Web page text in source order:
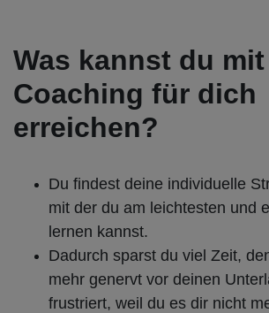
Was kannst du
Coaching für dich
erreichen?
Du findest deine individuelle
mit der du am leichtesten und
lernen kannst.
Dadurch sparst du viel Zeit,
mehr genervt vor deinen
frustriert, weil du es dir nicht